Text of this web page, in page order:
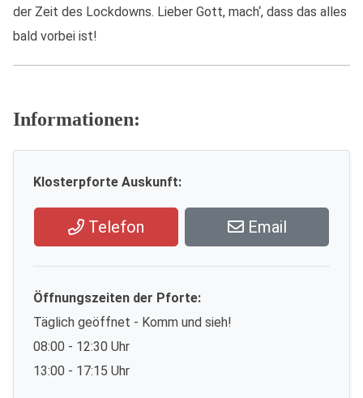
der Zeit des Lockdowns. Lieber Gott, mach‘, dass das alles
bald vorbei ist!
Informationen:
Klosterpforte Auskunft:
Telefon Email
Öffnungszeiten der Pforte:
Täglich geöffnet - Komm und sieh!
08:00 - 12:30 Uhr
13:00 - 17:15 Uhr